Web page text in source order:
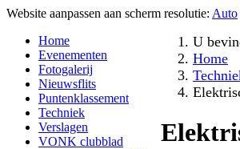
Website aanpassen aan scherm resolutie: Auto
Home
Evenementen
Fotogalerij
Nieuwsflits
Puntenklassement
Techniek
Verslagen
VONK clubblad
U
Home